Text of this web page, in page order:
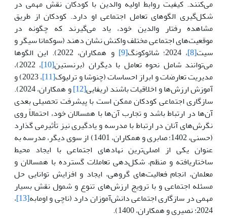
می‌کنند. کیفیت روابط اولیه والدین با کودکان نقش مهمی در
شکل‌گیری الگوهای تعامل اجتماعی او دارد. کودکان از طریق
مشاهده رفتار والدین خود، یاد می‌گیرند که چگونه در
موقعیت‌های اجتماعی مختلف واکنش نشان دهند (سوکمانا سیگر و
سیت[8] ، 2024؛ شائوکونگ [9]
و همکاران، 2022). این الگوها
می‌توانند شامل نحوه تعامل با دیگران (برنستین[10]
، 2022)،
مدیریت تعارضات و ابراز احساسات (چنوشا و ترلیوک[11]
، 2023) و
آموزش ارزش‌ها و اخلاقیات باشند (ریفایی[12]
و همکاران، 2024).
سازگاری اجتماعی کودکان ممکن است با پیشرفت تحصیلی بعدی
آن‌ها در ارتباط باشد و تجارب آن‌ها با همسالان خود، احتمالاً روی
نگرش‌های آنان در ارتباط با مدرسه و یادگیری نیز تأثیرمی‏ گذارد
(حسنی، 1402؛ صابری و همکاران، 1401) از سوی دیگر، مدرسه به
عنوان یکی از اصلی‌ترین نهادهای اجتماعی با ایجاد محیط
ساختاریافته و منظم، شکل‌دهی تعاملات گسترده با همسالان و
معلمان، انجام فعالیت‌های گروهی، ایجاد و افزایش توانایی حل
مسئله اجتماعی و با ترویج ارزش‌های تنوع و شمول نقش بسیار
مهمی در سازگاری اجتماعی دانش‌آموزان دارد (ناچی و اومابه[13]
،
2024؛ نصیری و همکاران، 1400).